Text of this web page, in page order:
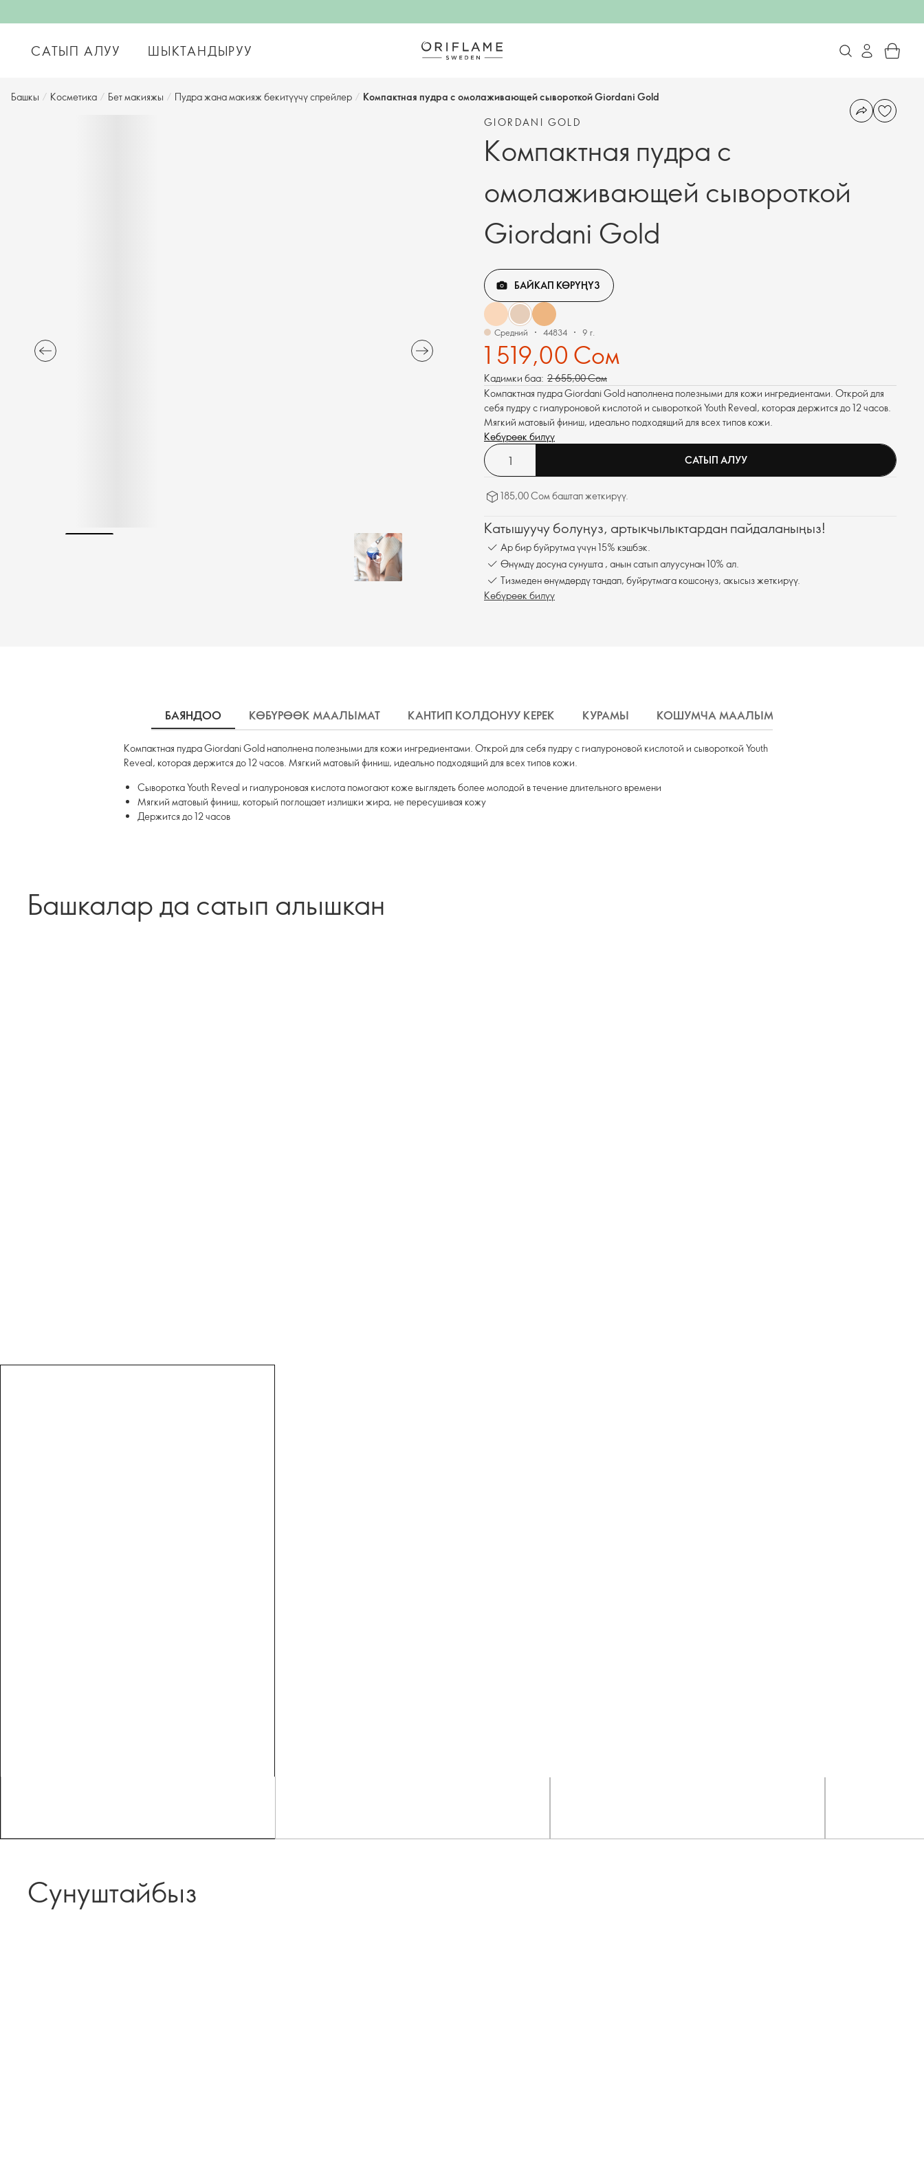
САТЫП АЛУУ ШЫКТАНДЫРУУ
Башкы / Косметика / Бет макияжы / Пудра жана макияж бекитүүчү спрейлер / Компактная пудра с омолаживающей сывороткой Giordani Gold
GIORDANI GOLD
Компактная пудра с
омолаживающей сывороткой
Giordani Gold
БАЙКАП КӨРҮҢҮЗ
Средний 44834 9 г.
1 519,00 Сом
Кадимки баа: 2 655,00 Сом
Компактная пудра Giordani Gold наполнена полезными для кожи ингредиентами. Открой для
себя пудру с гиалуроновой кислотой и сывороткой Youth Reveal, которая держится до 12 часов.
Мягкий матовый финиш, идеально подходящий для всех типов кожи.
Көбүрөөк билүү
САТЫП АЛУУ
185,00 Сом баштап жеткирүү.
Катышуучу болуңуз, артыкчылыктардан пайдаланыңыз!
Ар бир буйрутма үчүн 15% кэшбэк.
Өнүмдү досуңа сунушта , анын сатып алуусунан 10% ал.
Тизмеден өнүмдөрдү тандап, буйрутмага кошсоңуз, акысыз жеткирүү.
Көбүрөөк билүү
БАЯНДОО КӨБҮРӨӨК МААЛЫМАТ КАНТИП КОЛДОНУУ КЕРЕК КУРАМЫ КОШУМЧА МААЛЫМАТ
Компактная пудра Giordani Gold наполнена полезными для кожи ингредиентами. Открой для себя пудру с гиалуроновой кислотой и сывороткой Youth
Reveal, которая держится до 12 часов. Мягкий матовый финиш, идеально подходящий для всех типов кожи.
Сыворотка Youth Reveal и гиалуроновая кислота помогают коже выглядеть более молодой в течение длительного времени
Мягкий матовый финиш, который поглощает излишки жира, не пересушивая кожу
Держится до 12 часов
Башкалар да сатып алышкан
Сунуштайбыз